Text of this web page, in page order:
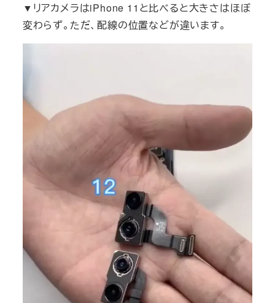
▼リアカメラはiPhone 11と比べると大きさはほぼ
変わらず。ただ、配線の位置などが違います。